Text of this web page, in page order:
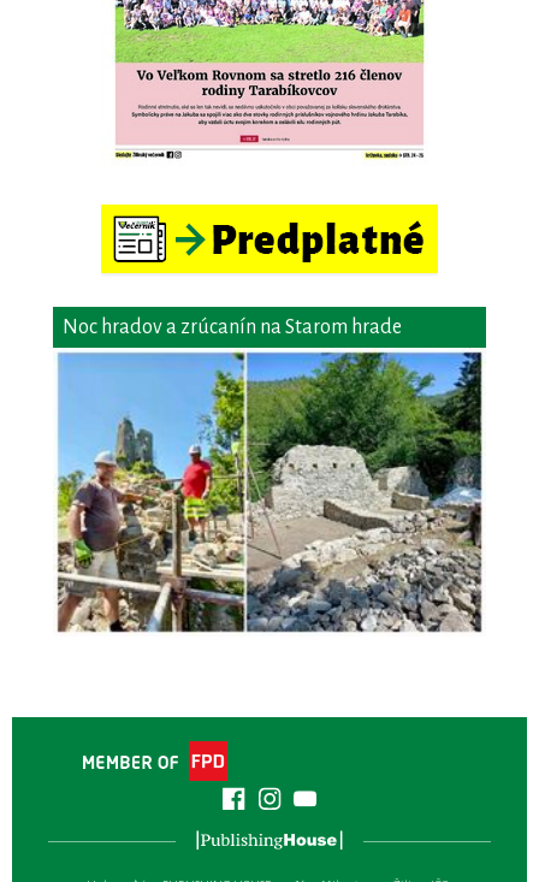
Noc hradov a zrúcanín na Starom hrade